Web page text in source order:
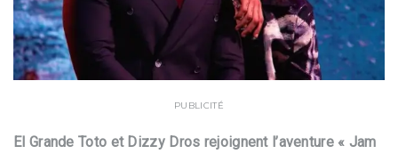
PUBLICITÉ
El Grande Toto et Dizzy Dros rejoignent l’aventure « Jam